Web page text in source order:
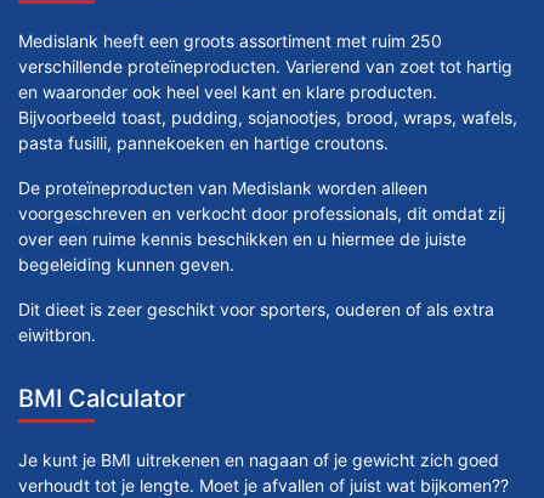
Medislank heeft een groots assortiment met ruim 250
verschillende proteïneproducten. Varierend van zoet tot hartig
en waaronder ook heel veel kant en klare producten.
Bijvoorbeeld toast, pudding, sojanootjes, brood, wraps, wafels,
pasta fusilli, pannekoeken en hartige croutons.
De proteïneproducten van Medislank worden alleen
voorgeschreven en verkocht door professionals, dit omdat zij
over een ruime kennis beschikken en u hiermee de juiste
begeleiding kunnen geven.
Dit dieet is zeer geschikt voor sporters, ouderen of als extra
eiwitbron.
BMI Calculator
Je kunt je BMI uitrekenen en nagaan of je gewicht zich goed
verhoudt tot je lengte. Moet je afvallen of juist wat bijkomen??